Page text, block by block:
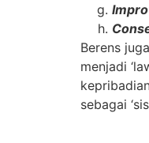
Berens
menjadi
sebagai